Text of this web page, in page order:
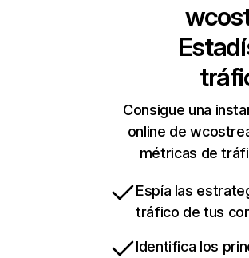
Consigue una
online de
métricas de
Espía las
tráfico de tus
Identifica los